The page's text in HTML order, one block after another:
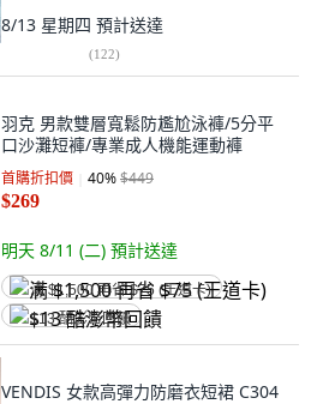
8/13 星期四 預計送達
(122)
羽克 男款雙層寬鬆防尷尬泳褲/5分平
口沙灘短褲/專業成人機能運動褲
首購折扣價 40%$449
$269
明天 8/11 (二) 預計送達
满 $1,500 再省 $75 (王道卡)
$13 酷澎幣回饋
VENDIS 女款高彈力防磨衣短裙 C304